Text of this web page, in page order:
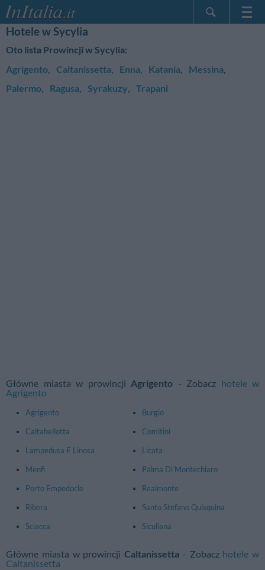
InItalia Klub
Hotele w Sycylia
Oto lista Prowincji w Sycylia:
Agrigento, Caltanissetta, Enna, Katania, Messina,
Palermo, Ragusa, Syrakuzy, Trapani
Główne miasta w prowincji Agrigento - Zobacz hotele w
Agrigento
Agrigento
Burgio
Caltabellotta
Comitini
Lampedusa E Linosa
Licata
Menfi
Palma Di Montechiaro
Porto Empedocle
Realmonte
Ribera
Santo Stefano Quisquina
Sciacca
Siculiana
Główne miasta w prowincji Caltanissetta - Zobacz hotele w
Caltanissetta